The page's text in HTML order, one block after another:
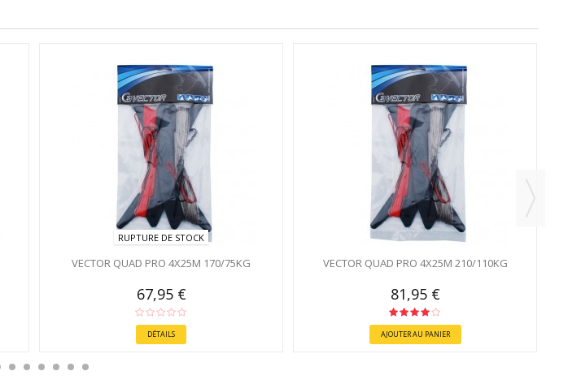
RUPTURE DE STOCK
VECTOR QUAD PRO 4X25M 170/75KG
67,95 €
DÉTAILS
VECTOR QUAD PRO 4X25M 210/110KG
81,95 €
AJOUTER AU PANIER